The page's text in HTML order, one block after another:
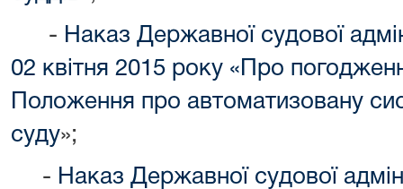
- Наказ Державної судової
02 квітня 2015 року «Про
Положення про автоматизовану
суду»;
- Наказ Державної судової